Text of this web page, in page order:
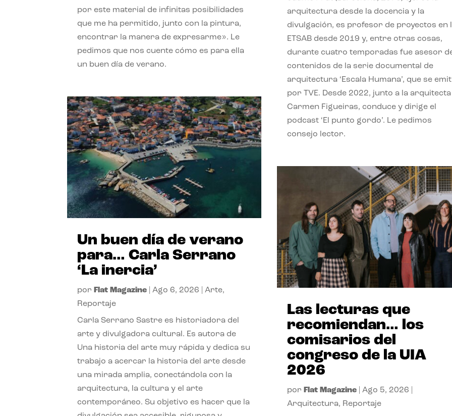
por este material de infinitas posibilidades
que me ha permitido, junto con la pintura,
encontrar la manera de expresarme». Le
pedimos que nos cuente cómo es para ella
un buen día de verano.
Un buen día de verano
para… Carla Serrano
‘La inercia’
por Flat Magazine |Ago 6, 2026 |Arte,
Reportaje
Carla Serrano Sastre es historiadora del
arte y divulgadora cultural. Es autora de
Una historia del arte muy rápida y dedica su
trabajo a acercar la historia del arte desde
una mirada amplia, conectándola con la
arquitectura, la cultura y el arte
contemporáneo. Su objetivo es hacer que la
arquitectura desde la docencia y la
divulgación, es profesor de proyectos en
ETSAB desde 2019 y, entre otras cosas,
durante cuatro temporadas fue asesor
contenidos de la serie documental de
arquitectura ‘Escala Humana’, que se
por TVE. Desde 2022, junto a la arquitecta
Carmen Figueiras, conduce y dirige el
podcast ‘El punto gordo’. Le pedimos
consejo lector.
Las lecturas que
recomiendan… los
comisarios del
congreso de la UIA
2026
por Flat Magazine| Ago 5, 2026
Arquitectura, Reportaje